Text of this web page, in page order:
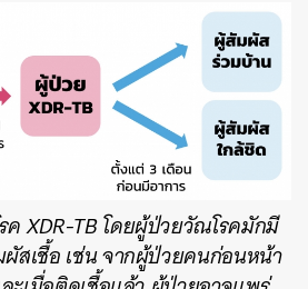
XDR-TB โดยผู้ป่วยวัณโรคมักมี
สเชื้อ เช่น จากผู้ป่วยคนก่อนหน้า